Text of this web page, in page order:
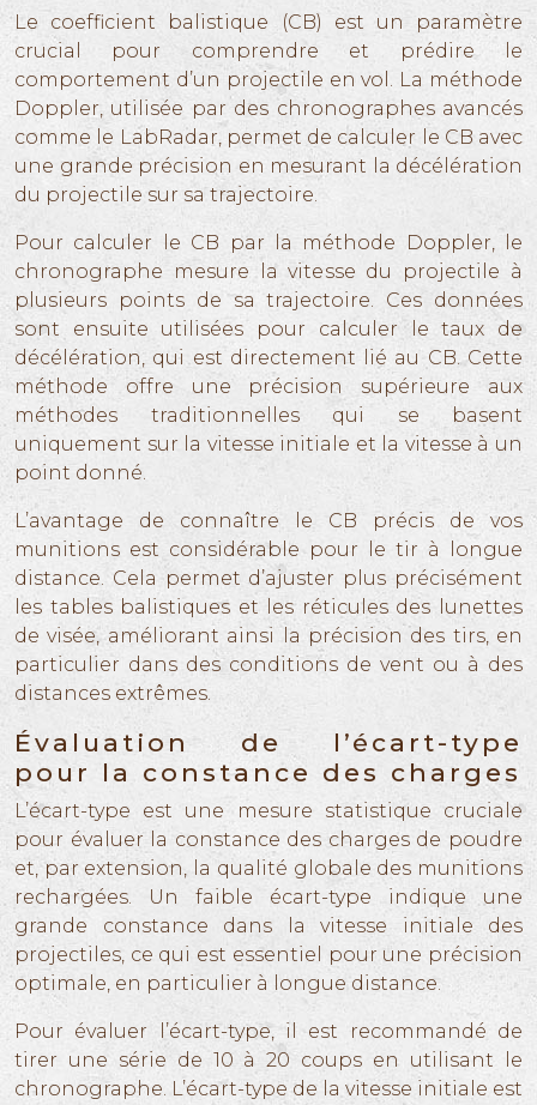
Le coefficient balistique (CB) est un paramètre
crucial pour comprendre et prédire le
comportement d’un projectile en vol. La méthode
Doppler, utilisée par des chronographes avancés
comme le LabRadar, permet de calculer le CB avec
une grande précision en mesurant la décélération
du projectile sur sa trajectoire.
Pour calculer le CB par la méthode Doppler, le
chronographe mesure la vitesse du projectile à
plusieurs points de sa trajectoire. Ces données
sont ensuite utilisées pour calculer le taux de
décélération, qui est directement lié au CB. Cette
méthode offre une précision supérieure aux
méthodes traditionnelles qui se basent
uniquement sur la vitesse initiale et la vitesse à un
point donné.
L’avantage de connaître le CB précis de vos
munitions est considérable pour le tir à longue
distance. Cela permet d’ajuster plus précisément
les tables balistiques et les réticules des lunettes
de visée, améliorant ainsi la précision des tirs, en
particulier dans des conditions de vent ou à des
distances extrêmes.
Évaluation de l’écart-type
pour la constance des charges
L’écart-type est une mesure statistique cruciale
pour évaluer la constance des charges de poudre
et, par extension, la qualité globale des munitions
rechargées. Un faible écart-type indique une
grande constance dans la vitesse initiale des
projectiles, ce qui est essentiel pour une précision
optimale, en particulier à longue distance.
Pour évaluer l’écart-type, il est recommandé de
tirer une série de 10 à 20 coups en utilisant le
chronographe. L’écart-type de la vitesse initiale est